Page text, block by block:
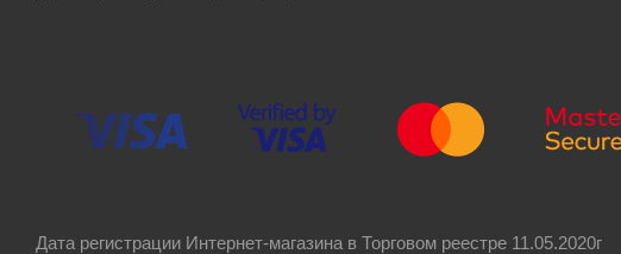
Дата регистрации Интернет-магазина в Торговом реестре 11.05.2020г